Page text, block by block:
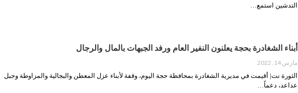
التدشين استمع…
أبناء الشغادرة بحجة يعلنون النفير العام ورفد الجبهات بالمال والرجال
مارس 14, 2022
الثورة نت| أقيمت في مديرية الشغادرة بمحافظة حجة اليوم، وقفة لأبناء عزل المعطن والبجالية والمزاوطة وجبل
عداعد، دعماً…